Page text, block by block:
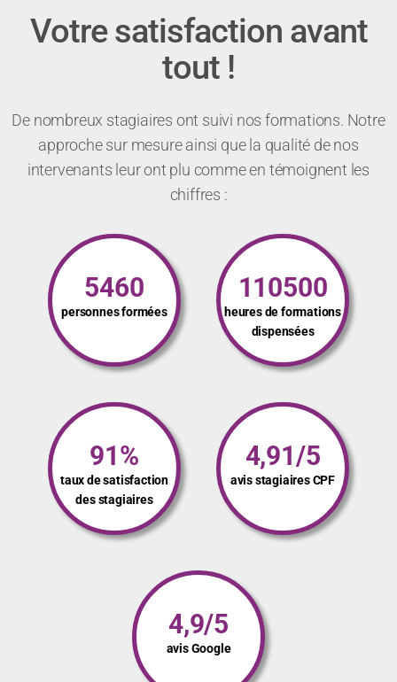
Votre satisfaction avant
tout !
De nombreux stagiaires ont suivi nos formations. Notre
approche sur mesure ainsi que la qualité de nos
intervenants leur ont plu comme en témoignent les
chiffres :
5460
personnes formées
110500
heures de formations
dispensées
91%
taux de satisfaction
des stagiaires
4,91/5
avis stagiaires CPF
4,9/5
avis Google